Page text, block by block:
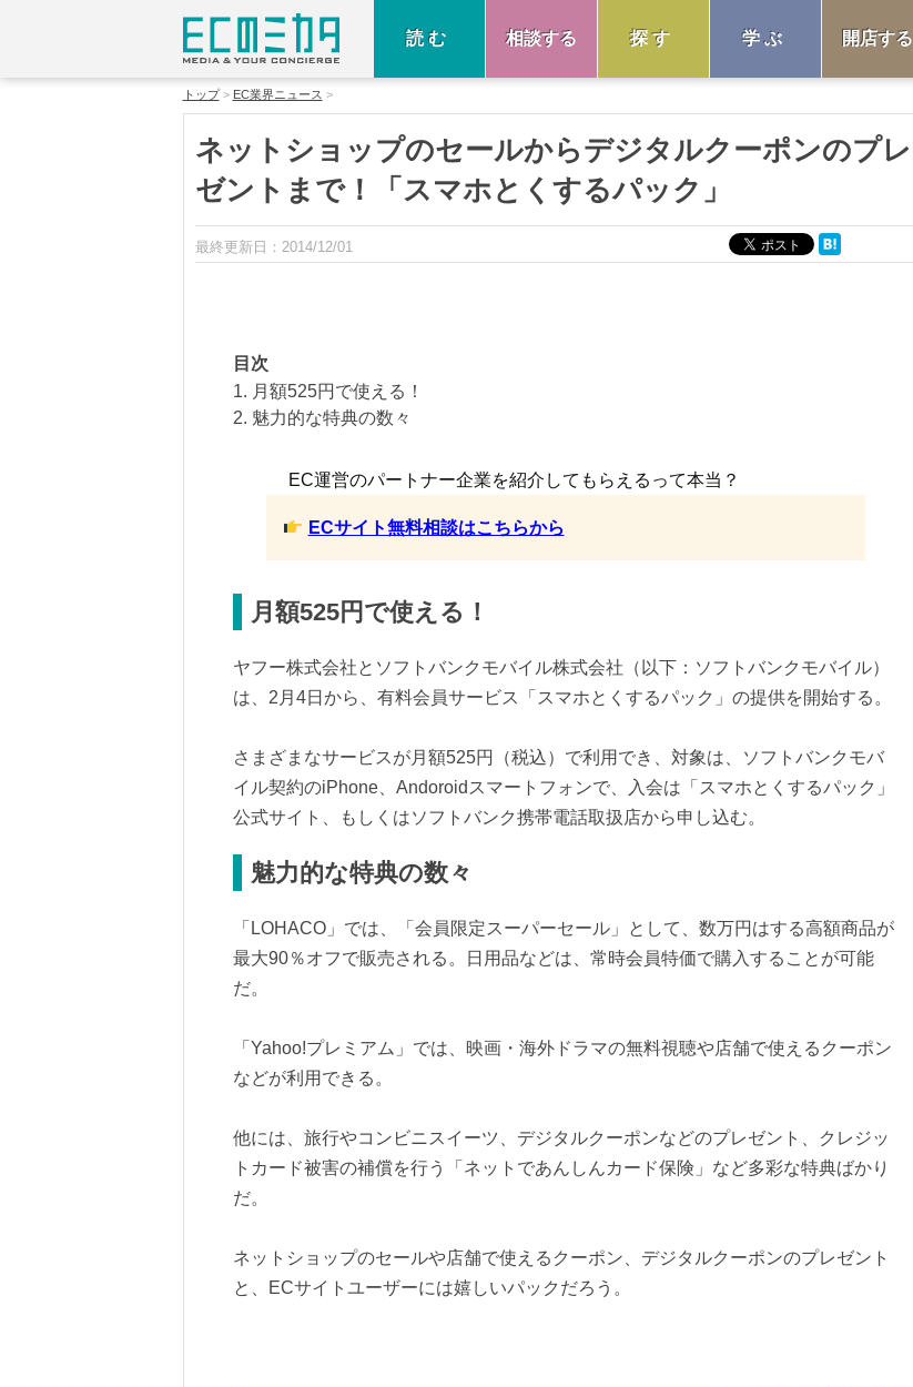
読む 相談する 探す 学ぶ 開店する
トップ EC業界ニュース
ネットショップのセールからデジタルクーポンのプレ
ゼントまで！「スマホとくするパック」
最終更新日： 2014/12/01
目次
1. 月額525円で使える！
2. 魅力的な特典の数々
EC運営のパートナー企業を紹介してもらえるって本当？
ECサイト無料相談はこちらから
月額525円で使える！
ヤフー株式会社とソフトバンクモバイル株式会社（以下：ソフトバンクモバイル）
は、2月4日から、有料会員サービス「スマホとくするパック」の提供を開始する。
さまざまなサービスが月額525円（税込）で利用でき、対象は、ソフトバンクモバ
イル契約のiPhone、Andoroidスマートフォンで、入会は「スマホとくするパック」
公式サイト、もしくはソフトバンク携帯電話取扱店から申し込む。
魅力的な特典の数々
「LOHACO」では、「会員限定スーパーセール」として、数万円はする高額商品が
最大90％オフで販売される。日用品などは、常時会員特価で購入することが可能
だ。
「Yahoo!プレミアム」では、映画・海外ドラマの無料視聴や店舗で使えるクーポン
などが利用できる。
他には、旅行やコンビニスイーツ、デジタルクーポンなどのプレゼント、クレジッ
トカード被害の補償を行う「ネットであんしんカード保険」など多彩な特典ばかり
だ。
ネットショップのセールや店舗で使えるクーポン、デジタルクーポンのプレゼント
と、ECサイトユーザーには嬉しいパックだろう。